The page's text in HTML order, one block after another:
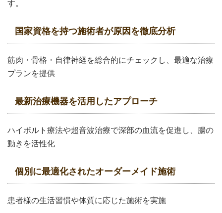
す。
国家資格を持つ施術者が原因を徹底分析
筋肉・骨格・自律神経を総合的にチェックし、最適な治療
プランを提供
最新治療機器を活用したアプローチ
ハイボルト療法や超音波治療で深部の血流を促進し、腸の
動きを活性化
個別に最適化されたオーダーメイド施術
患者様の生活習慣や体質に応じた施術を実施